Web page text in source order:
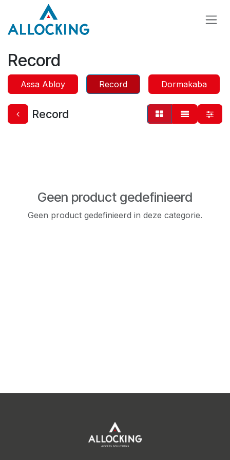
Overslaan naar inhoud
Record
Assa Abloy Record Dormakaba
Record
Geen product gedefinieerd
Geen product gedefinieerd in deze categorie.